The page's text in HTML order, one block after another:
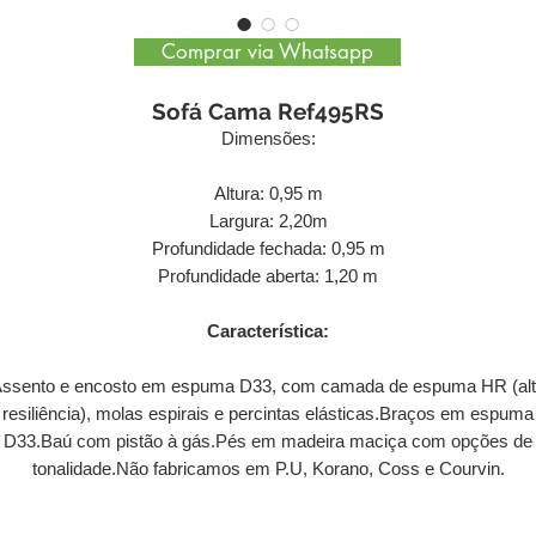
Sofá Cama Ref495RS
Dimensões:
Altura: 0,95 m
Largura: 2,20m
Profundidade fechada: 0,95 m
Profundidade aberta: 1,20 m
Característica:
e encosto em espuma D33, com camada de espuma HR
resiliência), molas espirais e percintas elásticas.Braços em espuma
D33.Baú com pistão à gás.Pés em madeira maciça com opções de
tonalidade.Não fabricamos em P.U, Korano, Coss e Courvin.
Comprar via Whatsapp